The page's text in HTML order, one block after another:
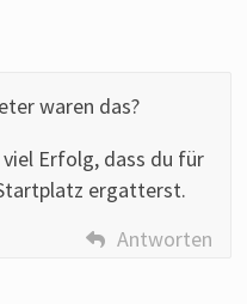
waren das?
Erfolg, dass du für
ergatterst.
Antworten